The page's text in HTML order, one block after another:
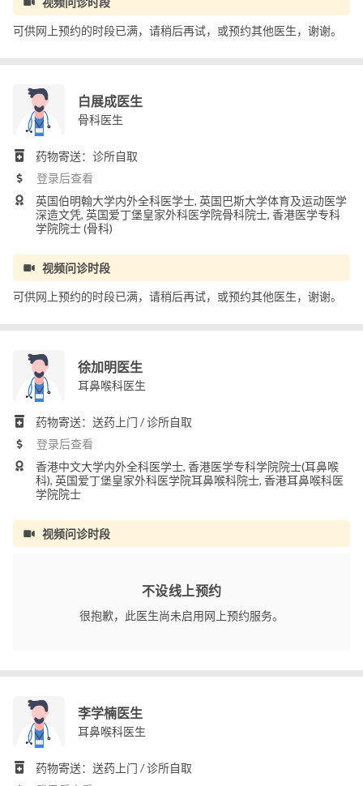
可供网上预约的时段已满，请稍后再试，或预约其他医生，谢谢。
白展成医生
骨科医生
药物寄送：诊所自取
登录后查看
英国伯明翰大学内外全科医学士, 英国巴斯大学体育及运动医学
深造文凭, 英国爱丁堡皇家外科医学院骨科院士, 香港医学专科
学院院士 (骨科)
视频问诊时段
可供网上预约的时段已满，请稍后再试，或预约其他医生，谢谢。
徐加明医生
耳鼻喉科医生
药物寄送：送药上门 / 诊所自取
登录后查看
香港中文大学内外全科医学士, 香港医学专科学院院士(耳鼻喉
科), 英国爱丁堡皇家外科医学院耳鼻喉科院士, 香港耳鼻喉科医
学院院士
视频问诊时段
不设线上预约
很抱歉，此医生尚未启用网上预约服务。
李学楠医生
耳鼻喉科医生
药物寄送：送药上门 / 诊所自取